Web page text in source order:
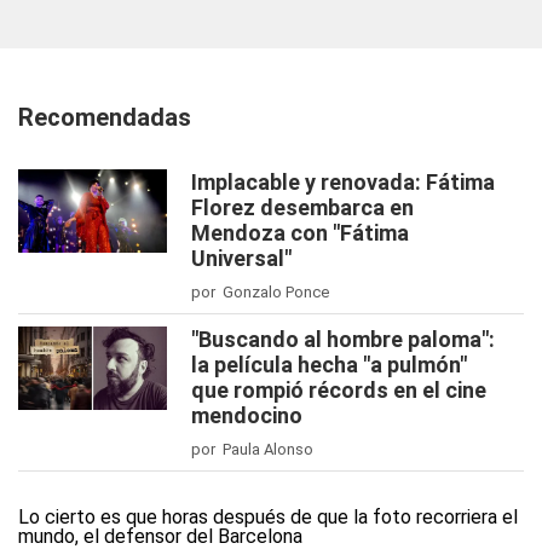
Recomendadas
Implacable y renovada: Fátima
Florez desembarca en
Mendoza con "Fátima
Universal"
por Gonzalo Ponce
"Buscando al hombre paloma":
la película hecha "a pulmón"
que rompió récords en el cine
mendocino
por Paula Alonso
Lo cierto es que horas después de que la foto recorriera el
mundo, el defensor del Barcelona